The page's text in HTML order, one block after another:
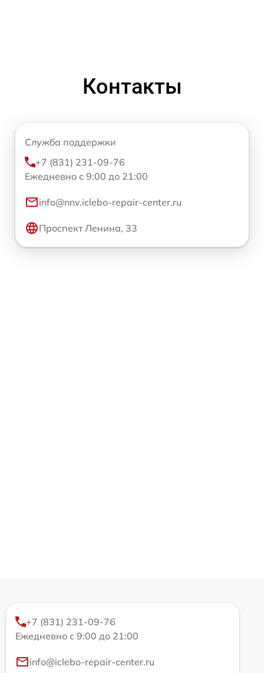
Контакты
Служба поддержки
+7 (831) 231-09-76
Ежедневно с 9:00 до 21:00
info@nnv.iclebo-repair-center.ru
Проспект Ленина, 33
+7 (831) 231-09-76
Ежедневно с 9:00 до 21:00
info@iclebo-repair-center.ru